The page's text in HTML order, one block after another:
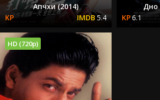
Апчхи (2014)
5.4
Дно
6.1
HD (720p)